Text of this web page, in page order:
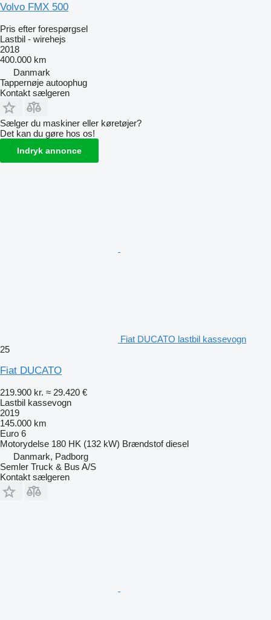
Volvo FMX 500
Pris efter forespørgsel
Lastbil - wirehejs
2018
400.000 km
Danmark
Tappernøje autoophug
Kontakt sælgeren
Sælger du maskiner eller køretøjer?
Det kan du gøre hos os!
Indryk annonce
Fiat DUCATO lastbil kassevogn
25
Fiat DUCATO
219.900 kr. ≈ 29.420 €
Lastbil kassevogn
2019
145.000 km
Euro 6
Motorydelse 180 HK (132 kW) Brændstof diesel
Danmark, Padborg
Semler Truck & Bus A/S
Kontakt sælgeren